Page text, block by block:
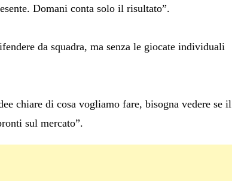
Domani conta solo il risultato”.
da squadra, ma senza le giocate individuali
chiare di cosa vogliamo fare, bisogna vedere se il
sul mercato”.